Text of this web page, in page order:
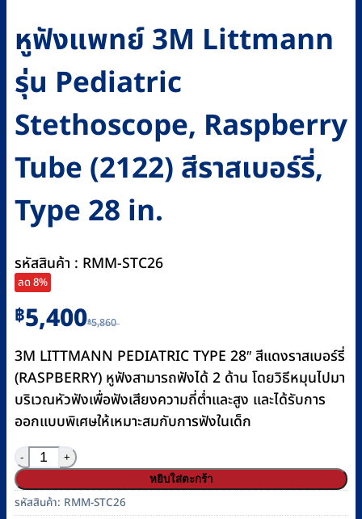
หูฟังแพทย์ 3M Littmann
รุ่น Pediatric
Stethoscope, Raspberry
Tube (2122) สีราสเบอร์รี่,
Type 28 in.
รหัสสินค้า : RMM-STC26
ลด 8%
฿5,860
Original
price
was:
฿5,860.
฿5,400
Current
price
is:
฿5,400.
3M LITTMANN PEDIATRIC TYPE 28″ สีแดงราสเบอร์รี่
(RASPBERRY) หูฟังสามารถฟังได้ 2 ด้าน โดยวิธีหมุนไปมา
บริเวณหัวฟังเพื่อฟังเสียงความถี่ต่ำและสูง และได้รับการ
ออกแบบพิเศษให้เหมาะสมกับการฟังในเด็ก
จำนวน หูฟังแพทย์ 3M Littmann รุ่น Pediatric
หยิบใส่ตะกร้า
รหัสสินค้า: RMM-STC26